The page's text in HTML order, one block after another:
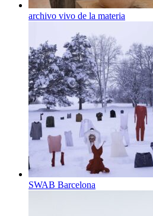
archivo vivo de la materia
SWAB Barcelona